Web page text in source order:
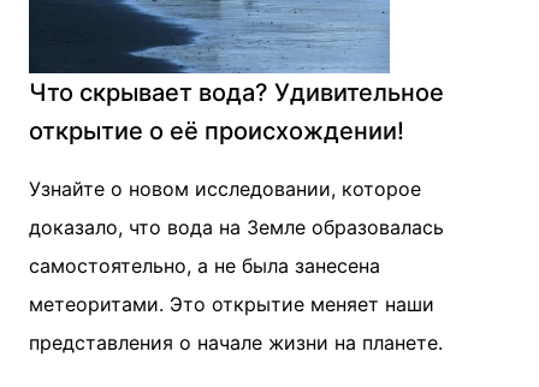
Что скрывает вода? Удивительное
открытие о её происхождении!
Узнайте о новом исследовании, которое
доказало, что вода на Земле образовалась
самостоятельно, а не была занесена
метеоритами. Это открытие меняет наши
представления о начале жизни на планете.